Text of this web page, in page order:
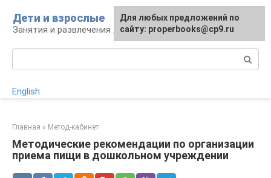
контенту
Дети и взрослые
Занятия и развлечения для дошкольников
English
Главная » Метод-кабинет
Методические рекомендации по организации
приема пищи в дошкольном учреждении
Для любых предложений по
сайту: properbooks@cp9.ru